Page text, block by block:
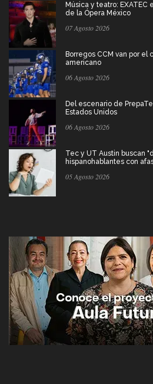
Música y teatro: EXATEC
de la Ópera México
07 Agosto 2026
Borregos CCM van por
americano
06 Agosto 2026
Del escenario de
Estados Unidos
06 Agosto 2026
Tec y UT Austin buscan
hispanohablantes con
05 Agosto 2026